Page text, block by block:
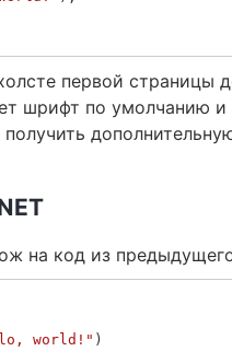
первой страницы
шрифт по умолчанию
на код из
world!" )